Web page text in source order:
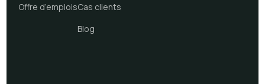
Offre d’emploisCas clients
Blog